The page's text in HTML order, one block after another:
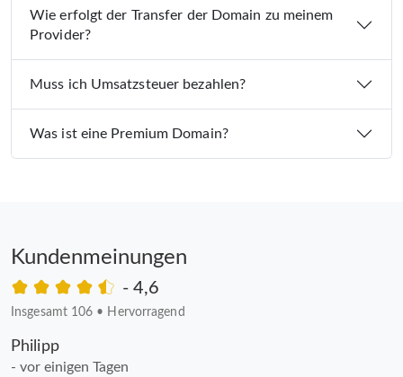
Wie erfolgt der Transfer der Domain zu meinem
Provider?
Muss ich Umsatzsteuer bezahlen?
Was ist eine Premium Domain?
Kundenmeinungen
- 4,6
Insgesamt 106 • Hervorragend
Philipp
- vor einigen Tagen